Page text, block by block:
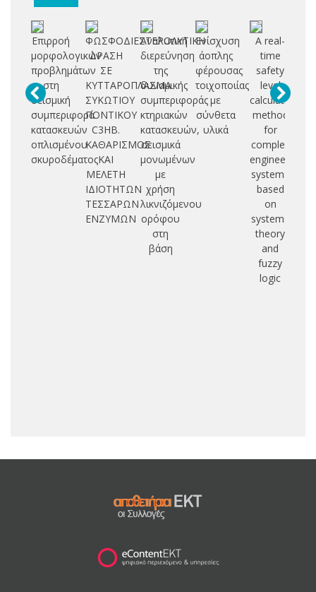
Επιρροή
μορφολογικών
προβλημάτων
στη
σεισμική
συμπεριφορά
κατασκευών
οπλισμένου
σκυροδέματος
ΦΩΣΦΟΔΙΕΣΤΕΡΟΛΥΤΙΚΗ
ΔΡΑΣΗ
ΣΕ
ΚΥΤΤΑΡΟΠΛΑΣΜΑ
ΣΥΚΩΤΙΟΥ
ΠΟΝΤΙΚΟΥ
C3HB.
ΚΑΘΑΡΙΣΜΟΣ
ΚΑΙ
ΜΕΛΕΤΗ
ΙΔΙΟΤΗΤΩΝ
ΤΕΣΣΑΡΩΝ
ΕΝΖΥΜΩΝ
Αναλυτική
διερεύνηση
της
δυναμικής
συμπεριφοράς
κτηριακών
κατασκευών,
σεισμικά
μονωμένων
με
χρήση
λικνιζόμενου
ορόφου
στη
βάση
Ενίσχυση
άοπλης
φέρουσας
τοιχοποιίας
με
σύνθετα
υλικά
A real-
time
safety
level
calculation
method
for
complex
engineering
systems
based
on
systems
theory
and
fuzzy
logic